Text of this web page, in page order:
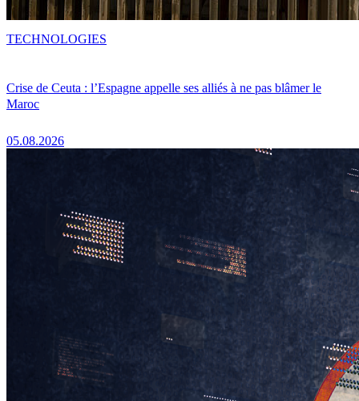
Crise de Ceuta : l’Espagne appelle ses alliés à ne pas blâmer le
Maroc
05.08.2026
TECHNOLOGIES